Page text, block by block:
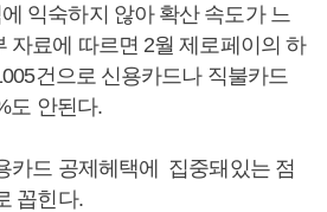
익숙하지 않아 확산 속도가 느
자료에 따르면 2월 제로페이의 하
건으로 신용카드나 직불카드
도 안된다.
카드 공제헤택에 집중돼있는 점
꼽힌다.